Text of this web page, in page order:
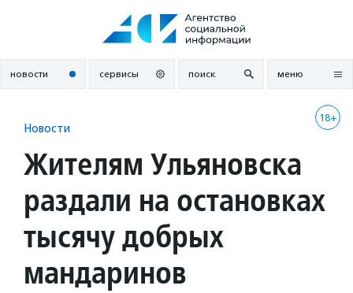
новости сервисы поиск меню
18+
Новости
Жителям Ульяновска
раздали на остановках
тысячу добрых
мандаринов